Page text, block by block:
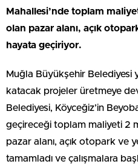
Mahallesi’nde toplam
olan pazar alanı, açık
hayata geçiriyor.
Muğla Büyükşehir Belediyesi
katacak projeler üretmeye
Belediyesi, Köyceğiz’in
geçireceği toplam maliyeti 2
pazar alanı, açık otopark ve
tamamladı ve çalışmalara